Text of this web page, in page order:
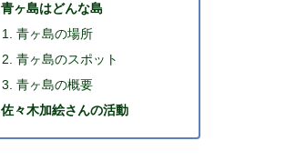
青ヶ島はどんな島
青ヶ島の場所
青ヶ島のスポット
青ヶ島の概要
佐々木加絵さんの活動